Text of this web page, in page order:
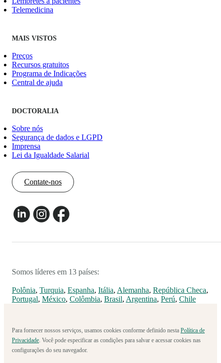
Telemedicina
MAIS VISTOS
Preços
Recursos gratuitos
Programa de Indicações
Central de ajuda
DOCTORALIA
Sobre nós
Segurança de dados e LGPD
Imprensa
Lei da Igualdade Salarial
Contate-nos
Somos líderes em 13 países:
Polônia, Turquia, Espanha, Itália, Alemanha, República Checa,
Portugal, México, Colômbia, Brasil, Argentina, Perú, Chile
Para fornecer nossos serviços, usamos cookies conforme definido nesta Política de
Privacidade. Você pode especificar as condições para salvar e acessar cookies nas
configurações do seu navegador.